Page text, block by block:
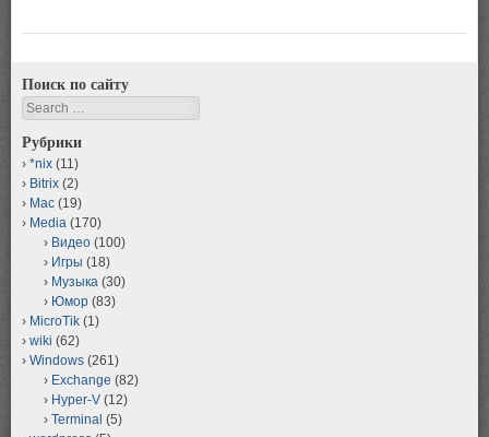
Поиск по сайту
Search
Рубрики
*nix (11)
Bitrix (2)
Mac (19)
Media (170)
Видео (100)
Игры (18)
Музыка (30)
Юмор (83)
MicroTik (1)
wiki (62)
Windows (261)
Exchange (82)
Hyper-V (12)
Terminal (5)